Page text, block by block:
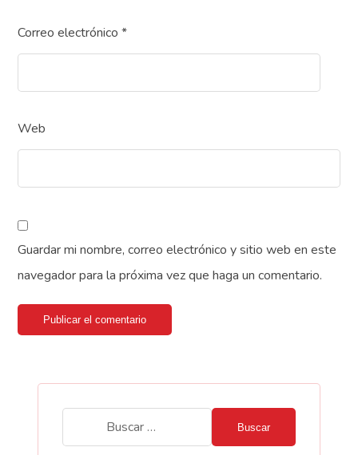
Correo electrónico*
Web
Guardar mi nombre, correo electrónico y sitio web en este
navegador para la próxima vez que haga un comentario.
Publicar el comentario
Buscar